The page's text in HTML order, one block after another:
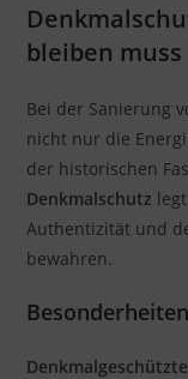
bleiben muss
Bei der Sanierung
nicht nur die
der historischen
Denkmalschutz
Authentizität und
bewahren.